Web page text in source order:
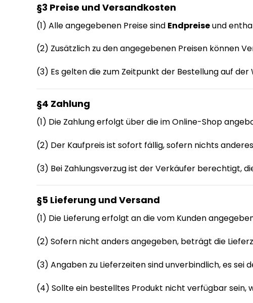
§3 Preise und Versandkosten
(1) Alle angegebenen Preise sind Endpreiseund
(2) Zusätzlich zu den angegebenen Preisen können
(3) Es gelten die zum Zeitpunkt der Bestellung auf
§4 Zahlung
(1) Die Zahlung erfolgt über die im Online-Shop
(2) Der Kaufpreis ist sofort fällig, sofern nichts
(3) Bei Zahlungsverzug ist der Verkäufer berechtigt,
§5 Lieferung und Versand
(1) Die Lieferung erfolgt an die vom Kunden
(2) Sofern nicht anders angegeben, beträgt die
(3) Angaben zu Lieferzeiten sind unverbindlich, es sei
(4) Sollte ein bestelltes Produkt nicht verfügbar sein,